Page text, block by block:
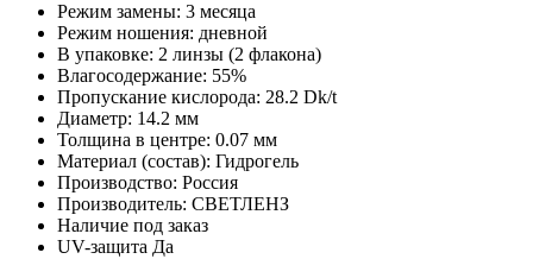
Режим замены: 3 месяца
Режим ношения: дневной
В упаковке: 2 линзы (2 флакона)
Влагосодержание: 55%
Пропускание кислорода: 28.2 Dk/t
Диаметр: 14.2 мм
Толщина в центре: 0.07 мм
Материал (состав): Гидрогель
Производство: Россия
Производитель: СВЕТЛЕНЗ
Наличие под заказ
UV-защита Да